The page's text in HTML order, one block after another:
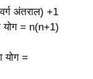
अंतराल) +1
योग = n(n+1)
योग =